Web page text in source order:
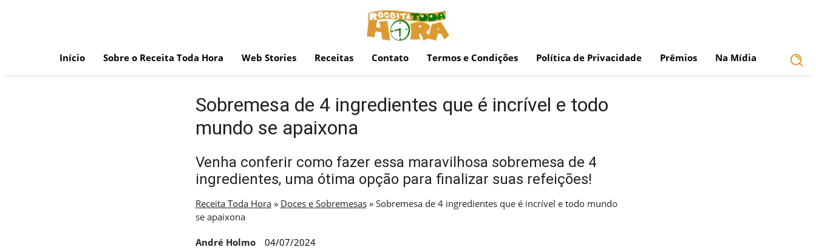
Início Sobre o Receita Toda Hora Web Stories Receitas Contato Termos e Condições Política de Privacidade Prêmios Na Mídia
Sobremesa de 4 ingredientes que é incrível e todo
mundo se apaixona
Venha conferir como fazer essa maravilhosa sobremesa de 4
ingredientes, uma ótima opção para finalizar suas refeições!
Receita Toda Hora» Doces e Sobremesas» Sobremesa de 4 ingredientes que é incrível e todo mundo
se apaixona
André Holmo 04/07/2024